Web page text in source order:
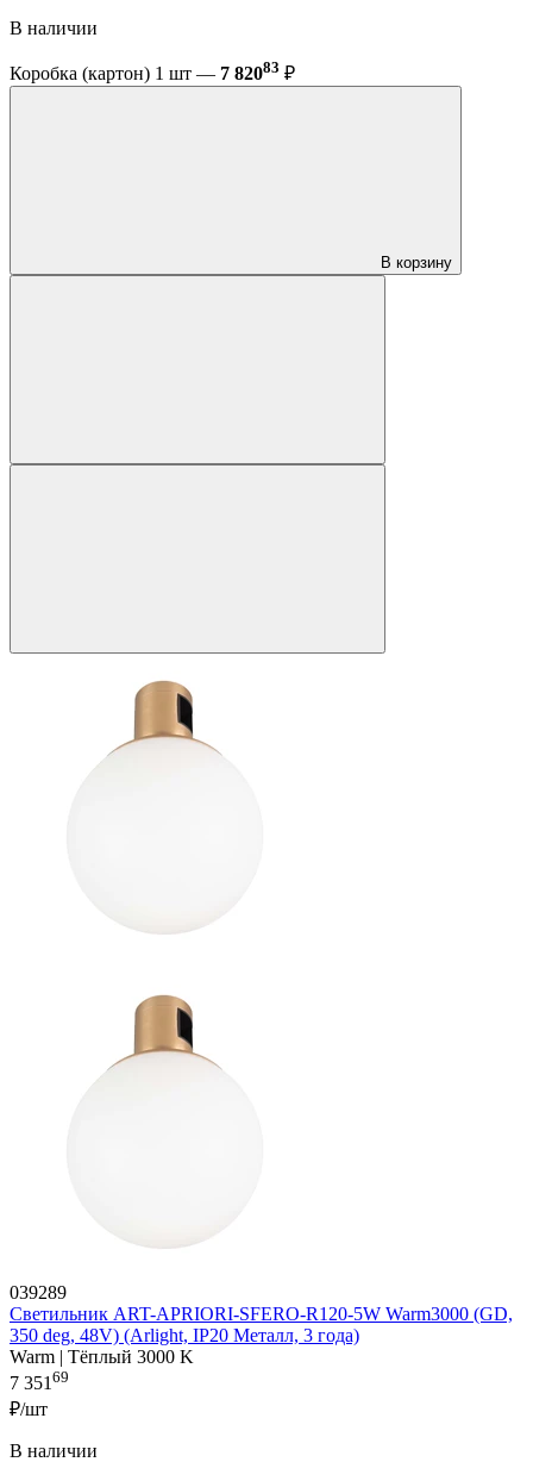
В наличии
Коробка (картон) 1 шт — 7 82083 ₽
В корзину
039289
Светильник ART-APRIORI-SFERO-R120-5W Warm3000 (GD,
350 deg, 48V) (Arlight, IP20 Металл, 3 года)
Warm | Тёплый 3000 K
7 35169
₽/шт
В наличии